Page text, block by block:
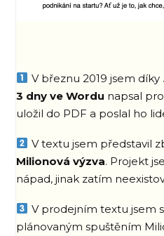
V březnu 2019 jsem díky
3 dny ve Wordu napsal
uložil do PDF a poslal ho
V textu jsem představil
Milionová výzva. Projekt
nápad, jinak zatím
V prodejním textu jsem
plánovaným spuštěním